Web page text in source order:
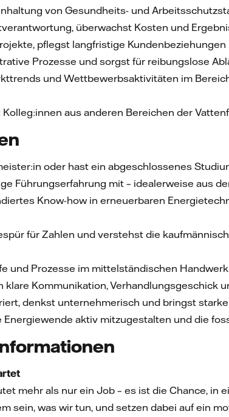
von Gesundheits- und
überwachst Kosten und
pflegst langfristige
Prozesse und sorgst für reibungslose
und Wettbewerbsaktivitäten im
aus anderen Bereichen der
oder hast ein abgeschlossenes
Führungserfahrung mit – idealerweise aus
Know-how in erneuerbaren
für Zahlen und verstehst die
und Prozesse im mittelständischen
klare Kommunikation, Verhandlungsgeschick
denkst unternehmerisch und bringst
Energiewende aktiv mitzugestalten und die
mehr als nur ein Job – es ist die Chance,
sein, was wir tun, und setzen dabei auf ein